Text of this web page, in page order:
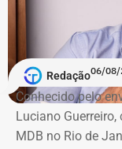
Redação06/08/
Conhecido pelo
Luciano
MDB no Rio de